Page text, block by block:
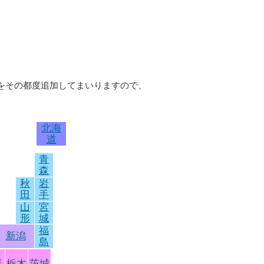
の都度追加してまいりますので、
北海
道
青
森
秋
田
岩
手
山
形
宮
城
新潟
福
島